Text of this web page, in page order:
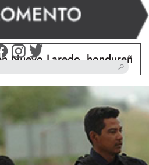
Laredo, hondureño muere